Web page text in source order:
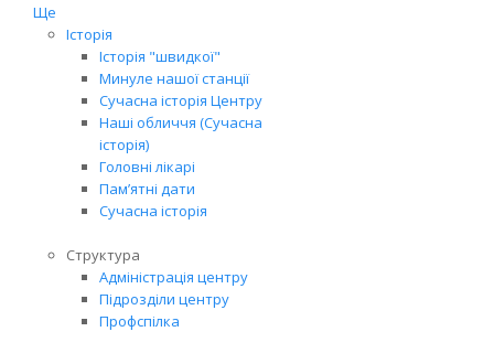
Ще
Історія
Історія "швидкої"
Минуле нашої станції
Сучасна історія Центру
Наші обличчя (Сучасна
історія)
Головні лікарі
Пам’ятні дати
Сучасна історія
Структура
Адміністрація центру
Підрозділи центру
Профспілка